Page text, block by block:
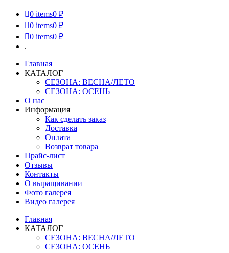
0 items0 ₽
0 items0 ₽
0 items0 ₽
.
Главная
КАТАЛОГ
СЕЗОНА: ВЕСНА/ЛЕТО
СЕЗОНА: ОСЕНЬ
О нас
Информация
Как сделать заказ
Доставка
Оплата
Возврат товара
Прайс-лист
Отзывы
Контакты
О выращивании
Фото галерея
Видео галерея
Главная
КАТАЛОГ
СЕЗОНА: ВЕСНА/ЛЕТО
СЕЗОНА: ОСЕНЬ